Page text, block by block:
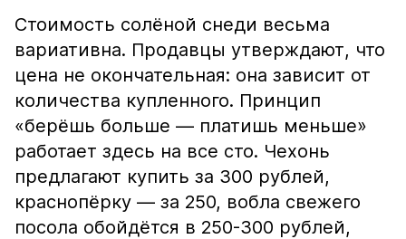
Стоимость солёной снеди весьма
вариативна. Продавцы утверждают, что
цена не окончательная: она зависит от
количества купленного. Принцип
«берёшь больше — платишь меньше»
работает здесь на все сто. Чехонь
предлагают купить за 300 рублей,
краснопёрку — за 250, вобла свежего
посола обойдётся в 250-300 рублей,